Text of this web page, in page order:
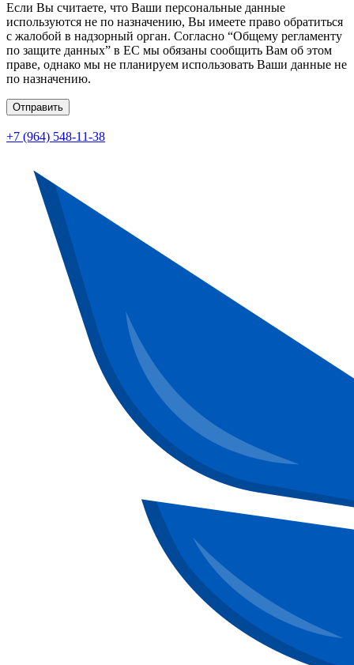
Если Вы считаете, что Ваши персональные данные
используются не по назначению, Вы имеете право обратиться
с жалобой в надзорный орган. Согласно “Общему регламенту
по защите данных” в ЕС мы обязаны сообщить Вам об этом
праве, однако мы не планируем использовать Ваши данные не
по назначению.
Отправить
+7 (964) 548-11-38